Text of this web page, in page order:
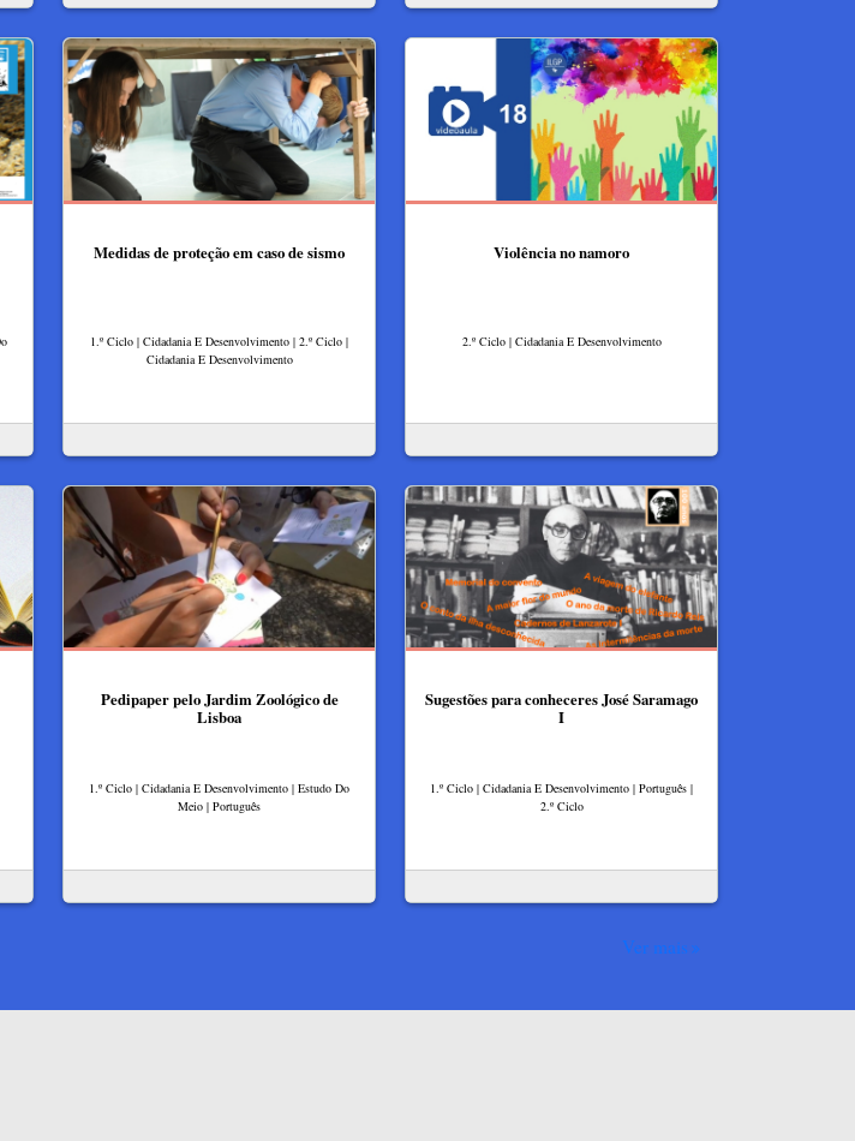
Medidas de proteção em caso de sismo
1.º Ciclo | Cidadania E Desenvolvimento | 2.º Ciclo |
Cidadania E Desenvolvimento
Violência no namoro
2.º Ciclo | Cidadania E Desenvolvimento
Pedipaper pelo Jardim Zoológico de
Lisboa
1.º Ciclo | Cidadania E Desenvolvimento | Estudo Do
Meio | Português
Sugestões para conheceres José Saramago
I
1.º Ciclo | Cidadania E Desenvolvimento | Português |
2.º Ciclo
Ver mais